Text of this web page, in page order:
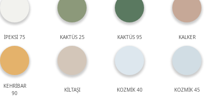
İPEKSİ 75 KAKTÜS 25 KAKTÜS 95 KALKER
KEHRİBAR
90
KİLTAŞI KOZMİK 40 KOZMİK 45